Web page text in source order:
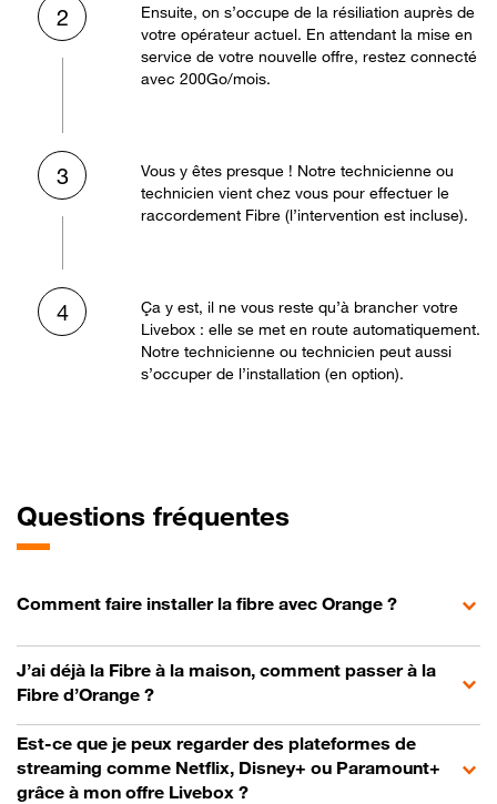
2
Ensuite, on s’occupe de la résiliation auprès de
votre opérateur actuel. En attendant la mise en
service de votre nouvelle offre, restez connecté
avec 200Go/mois.
3
Vous y êtes presque ! Notre technicienne ou
technicien vient chez vous pour effectuer le
raccordement Fibre (l’intervention est incluse).
4
Ça y est, il ne vous reste qu’à brancher votre
Livebox : elle se met en route automatiquement.
Notre technicienne ou technicien peut aussi
s’occuper de l’installation (en option).
Questions fréquentes
Comment faire installer la fibre avec Orange ?
J’ai déjà la Fibre à la maison, comment passer à la
Fibre d’Orange ?
Est-ce que je peux regarder des plateformes de
streaming comme Netflix, Disney+ ou Paramount+
grâce à mon offre Livebox ?